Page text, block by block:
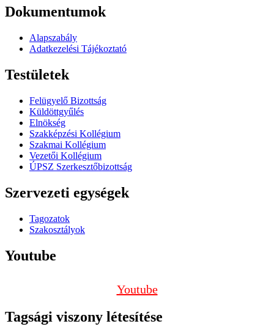
Dokumentumok
Alapszabály
Adatkezelési Tájékoztató
Testületek
Felügyelő Bizottság
Küldöttgyűlés
Elnökség
Szakképzési Kollégium
Szakmai Kollégium
Vezetői Kollégium
ÚPSZ Szerkesztőbizottság
Szervezeti egységek
Tagozatok
Szakosztályok
Youtube
Youtube
Tagsági viszony létesítése